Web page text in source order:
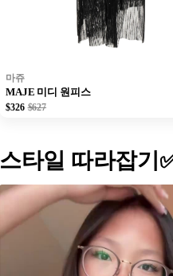
마쥬
MAJE 미디 원피스
$326 $627
스타일 따라잡기